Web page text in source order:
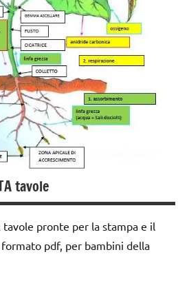
tavole
tavole pronte per la stampa e il
pdf, per bambini della